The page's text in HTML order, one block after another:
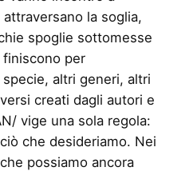
la soglia,
spoglie sottomesse
per
altri generi, altri
creati dagli autori e
vige una sola regola:
che desideriamo. Nei
possiamo ancora